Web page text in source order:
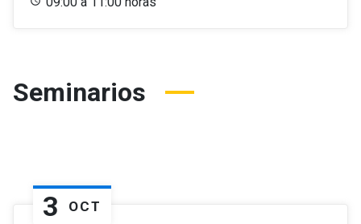
Seminarios
3 OCT